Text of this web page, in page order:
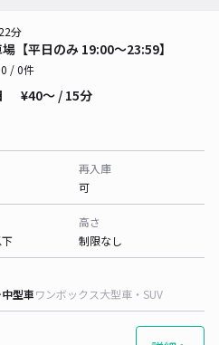
【平日のみ 19:00～23:59】
分
0 / 0件
¥40〜 / 15分
再入庫
可
高さ
制限なし
中型車ワンボックス大型車・SUV